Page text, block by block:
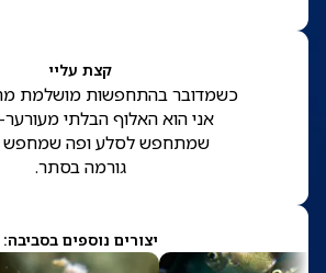
קצת עליי
כשמדובר בהתחפשות מושלמת
אני הוא האלוף הבלתי
שמתחפש לסלע ופה שמחפש
גורמה בסתר.
יצורים נוספים בסביבה: